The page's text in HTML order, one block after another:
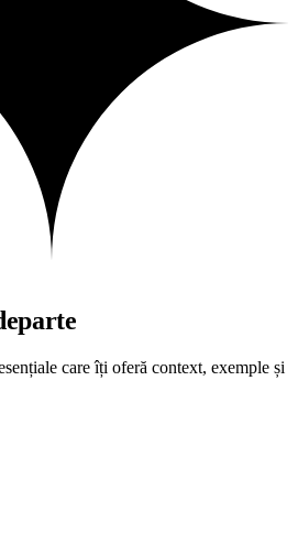
care îți oferă context, exemple și